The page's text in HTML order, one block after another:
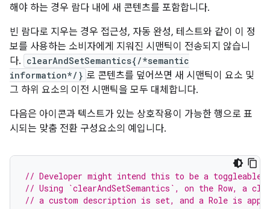
해야 하는 경우 람다 내에 새 콘텐츠를 포함합니다.
빈 람다로 지우는 경우 접근성, 자동 완성, 테스트와 같이 이 정
보를 사용하는 소비자에게 지워진 시맨틱이 전송되지 않습니
다. clearAndSetSemantics{/*semantic
information*/} 로 콘텐츠를 덮어쓰면 새 시맨틱이 요소 및
그 하위 요소의 이전 시맨틱을 모두 대체합니다.
다음은 아이콘과 텍스트가 있는 상호작용이 가능한 행으로 표
시되는 맞춤 전환 구성요소의 예입니다.
// Developer might intend this to be a toggleable.
// Using `clearAndSetSemantics`, on the Row, a
// a custom description is set, and a Role is